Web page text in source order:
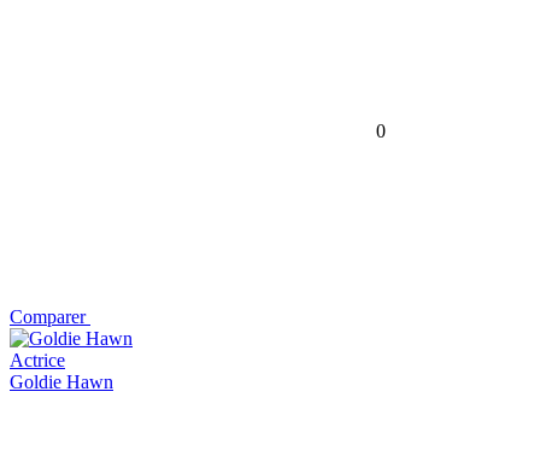
0
Comparer
Actrice
Goldie Hawn